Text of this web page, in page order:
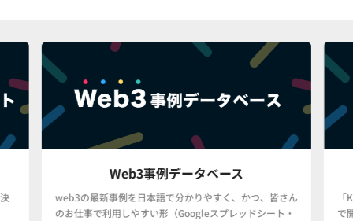
Web3事例データベース
web3の最新事例を日本語で分かりやすく、かつ、皆さん
のお仕事で利用しやすい形（Googleスプレッドシート・
で